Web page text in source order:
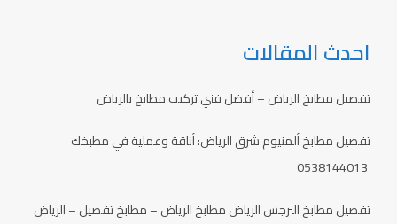
احدث المقالات
تفصيل مطابخ الرياض – أفضل فني تركيب مطابخ بالرياض
تفصيل مطابخ ألمنيوم شرق الرياض: أناقة وعملية في مطبخك
تفصيل مطابخ النرجس الرياض مطابخ الرياض – مطابخ تفصيل – الرياض